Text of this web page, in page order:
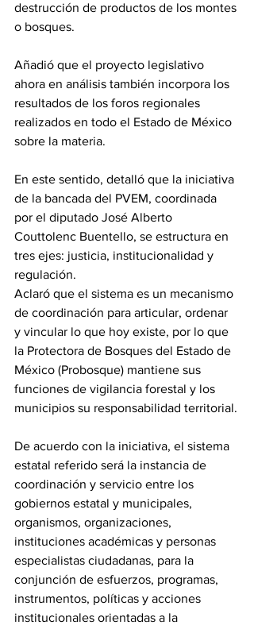
destrucción de productos de los montes
o bosques.
Añadió que el proyecto legislativo
ahora en análisis también incorpora los
resultados de los foros regionales
realizados en todo el Estado de México
sobre la materia.
En este sentido, detalló que la iniciativa
de la bancada del PVEM, coordinada
por el diputado José Alberto
Couttolenc Buentello, se estructura en
tres ejes: justicia, institucionalidad y
regulación.
Aclaró que el sistema es un mecanismo
de coordinación para articular, ordenar
y vincular lo que hoy existe, por lo que
la Protectora de Bosques del Estado de
México (Probosque) mantiene sus
funciones de vigilancia forestal y los
municipios su responsabilidad territorial.
De acuerdo con la iniciativa, el sistema
estatal referido será la instancia de
coordinación y servicio entre los
gobiernos estatal y municipales,
organismos, organizaciones,
instituciones académicas y personas
especialistas ciudadanas, para la
conjunción de esfuerzos, programas,
instrumentos, políticas y acciones
institucionales orientadas a la